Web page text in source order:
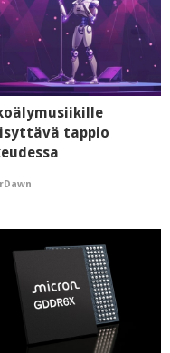
tappio